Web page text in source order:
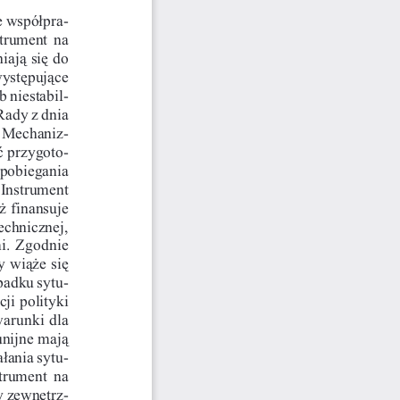
-
na
siê do
niestabil-
z dnia
przygoto-
finansuje
Zgodnie
wi¹¿e siê
sytu-
polityki
dla
maj¹
sytu-
na
zewnêtrz-